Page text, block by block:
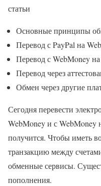
статьи
Основные принципы
Перевод с PayPal на
Перевод с WebMoney
Перевод через
Обмен через другие
Сегодня перевести
WebMoney и с WebMoney
получится. Чтобы иметь
транзакцию между
обменные сервисы.
пополнения.